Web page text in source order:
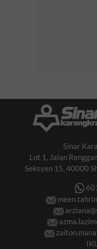
Sinar
Lot 1, Jalan
Seksyen 15, 40000